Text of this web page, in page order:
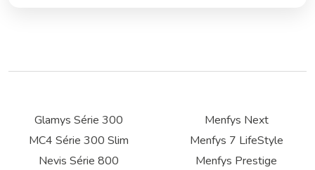
Glamys Série 300
MC4 Série 300 Slim
Nevis Série 800
Menfys Next
Menfys 7 LifeStyle
Menfys Prestige